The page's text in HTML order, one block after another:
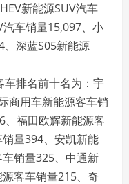
新能源SUV汽车
车销量15,097、小
、深蓝S05新能源
排名前十名为：宇
商用车新能源客车销
、福田欧辉新能源客
量394、安凯新能
销量325、中通新
客车销量215、奇